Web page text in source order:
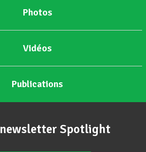
Photos
Vidéos
Publications
Spotlight